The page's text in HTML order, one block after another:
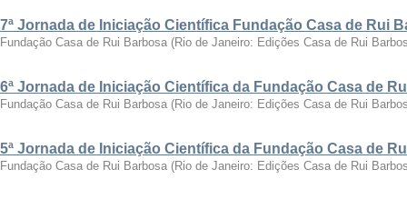
7ª Jornada de Iniciação Científica Fundação Casa de Rui
Fundação Casa de Rui Barbosa (Rio de Janeiro: Edições Casa de Rui
6ª Jornada de Iniciação Científica da Fundação Casa de
Fundação Casa de Rui Barbosa (Rio de Janeiro: Edições Casa de Rui
5ª Jornada de Iniciação Científica da Fundação Casa de
Fundação Casa de Rui Barbosa (Rio de Janeiro: Edições Casa de Rui